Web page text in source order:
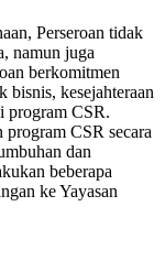
Perseroan tidak
namun juga
berkomitmen
bisnis, kesejahteraan
program CSR.
CSR secara
dan
beberapa
ke Yayasan